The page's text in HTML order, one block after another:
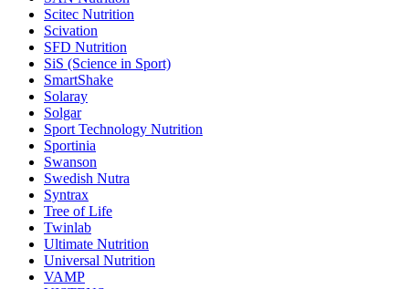
Scitec Nutrition
Scivation
SFD Nutrition
SiS (Science in Sport)
SmartShake
Solaray
Solgar
Sport Technology Nutrition
Sportinia
Swanson
Swedish Nutra
Syntrax
Tree of Life
Twinlab
Ultimate Nutrition
Universal Nutrition
VAMP